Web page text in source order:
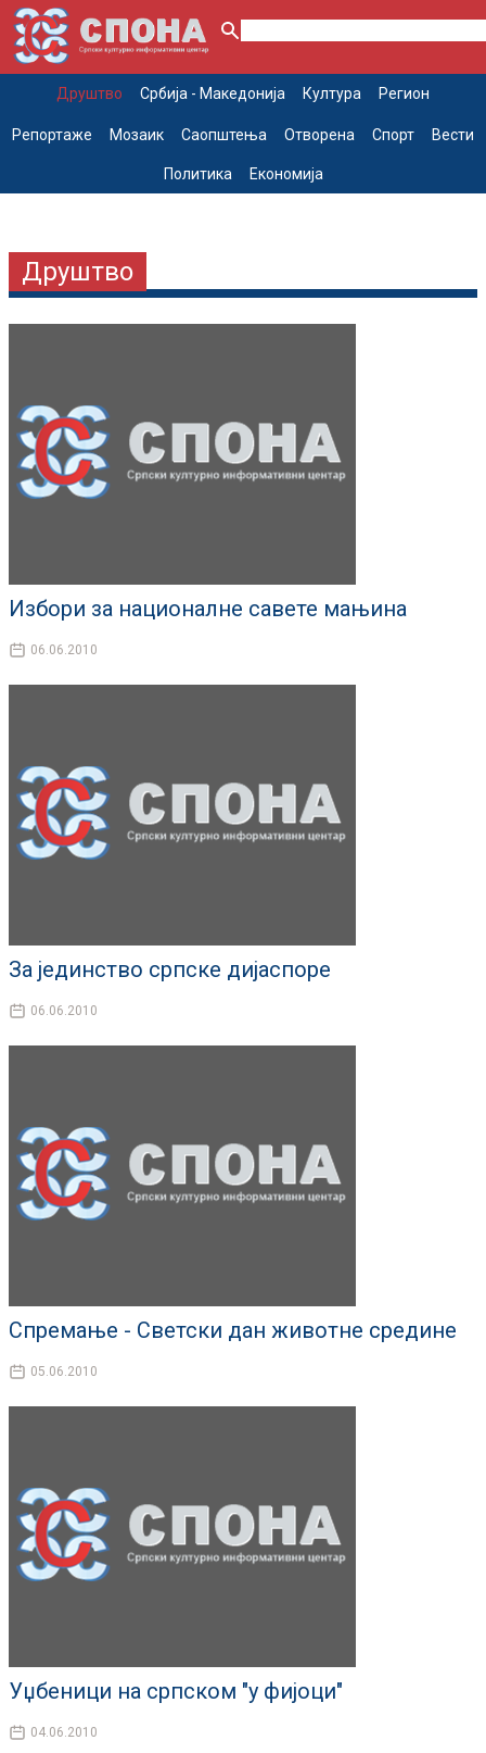
Друштво Србија - Македонија Култура Регион
Репортаже Мозаик Саопштења Отворена Спорт Вести
Политика Економија
Друштво
Избори за националне савете мањина
06.06.2010
За јединство српске дијаспоре
06.06.2010
Спремање - Светски дан животне средине
05.06.2010
Уџбеници на српском "у фијоци"
04.06.2010